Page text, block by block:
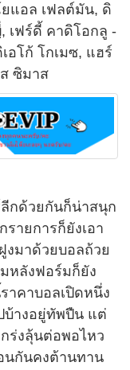
ยแอล เฟลต์มัน, ดิ
เฟร์ดี้ คาดิโอกลู -
อโก้ โกเมซ, แฮร์
ซิมาส
กด้วยกันก็น่าสนุก
รายการก็ยังเอา
งมาด้วยบอลถ้วย
มหลังฟอร์มก็ยัง
าคาบอลเปิดหนึ่ง
บ้างอยู่ทัพปืน แต่
ร่งลุ้นต่อพอไหว
นกันคงต้านทาน